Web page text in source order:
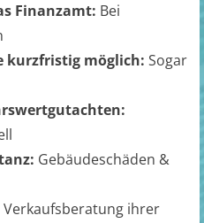
Finanzamt: Bei
kurzfristig möglich: Sogar
Gebäudeschäden &
Verkaufsberatung ihrer